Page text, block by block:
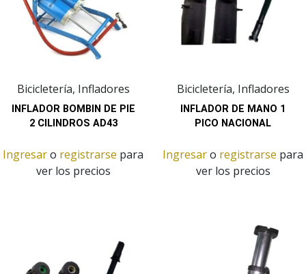
Bicicletería, Infladores
INFLADOR BOMBIN DE PIE
2 CILINDROS AD43
Ingresaro registrarse para
ver los precios
Bicicletería, Infladores
INFLADOR DE MANO 1
PICO NACIONAL
Ingresaro registrarse para
ver los precios